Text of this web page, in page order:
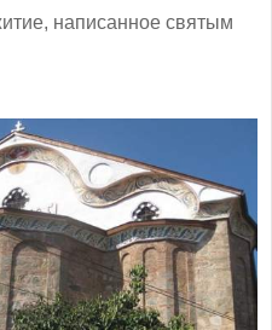
написанное святым